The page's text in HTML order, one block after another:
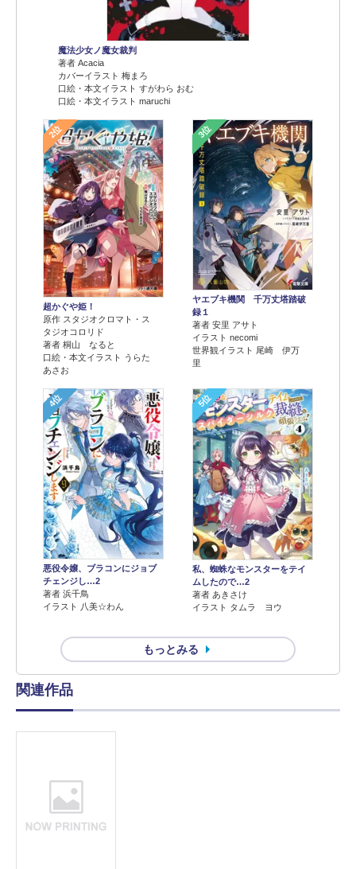
魔法少女ノ魔女裁判
著者 Acacia
カバーイラスト 梅まろ
口絵・本文イラスト すがわら おむ
口絵・本文イラスト maruchi
2位
超かぐや姫！
原作 スタジオクロマト・ス
タジオコロリド
著者 桐山 なると
口絵・本文イラスト うらた
あさお
3位
ヤエブキ機関 千万丈塔踏破
録１
著者 安里 アサト
イラスト necomi
世界観イラスト 尾崎 伊万
里
4位
悪役令嬢、ブラコンにジョブ
チェンジし…2
著者 浜千鳥
イラスト 八美☆わん
5位
私、蜘蛛なモンスターをテイ
ムしたので…2
著者 あきさけ
イラスト タムラ ヨウ
もっとみる
関連作品